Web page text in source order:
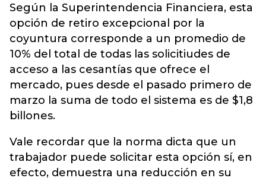
Según la Superintendencia Financiera, esta
opción de retiro excepcional por la
coyuntura corresponde a un promedio de
10% del total de todas las solicitiudes de
acceso a las cesantías que ofrece el
mercado, pues desde el pasado primero de
marzo la suma de todo el sistema es de $1,8
billones.
Vale recordar que la norma dicta que un
trabajador puede solicitar esta opción sí, en
efecto, demuestra una reducción en su